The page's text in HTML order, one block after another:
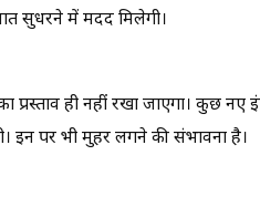
सुधरने में मदद मिलेगी।
प्रस्ताव ही नहीं रखा जाएगा। कुछ
इन पर भी मुहर लगने की संभावना है।